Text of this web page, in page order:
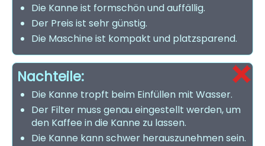
Die Kanne ist formschön und auffällig.
Der Preis ist sehr günstig.
Die Maschine ist kompakt und platzsparend.
Nachteile:
Die Kanne tropft beim Einfüllen mit Wasser.
Der Filter muss genau eingestellt werden, um
den Kaffee in die Kanne zu lassen.
Die Kanne kann schwer herauszunehmen sein.